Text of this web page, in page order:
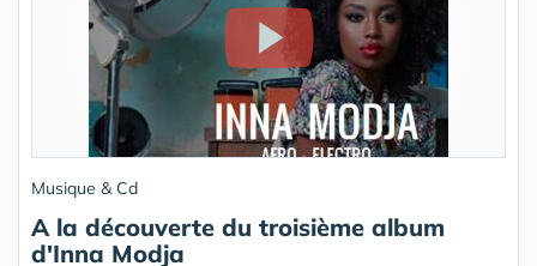
Musique & Cd
A la découverte du troisième album
d'Inna Modja